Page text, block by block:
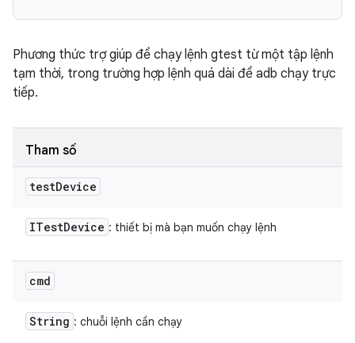
Phương thức trợ giúp để chạy lệnh gtest từ một tập lệnh
tạm thời, trong trường hợp lệnh quá dài để adb chạy trực
tiếp.
Tham số
testDevice
ITestDevice : thiết bị mà bạn muốn chạy lệnh
cmd
String : chuỗi lệnh cần chạy